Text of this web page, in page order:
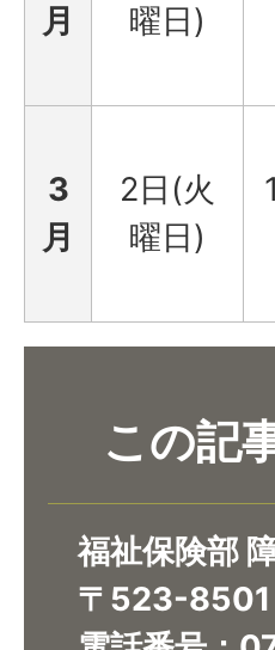
月
曜日)
3
月
2日(火
曜日)
この記
福祉保険部
〒523-8501